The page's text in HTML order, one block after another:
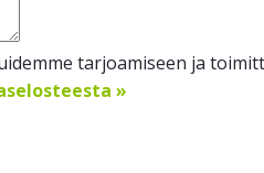
tarjoamiseen ja
»